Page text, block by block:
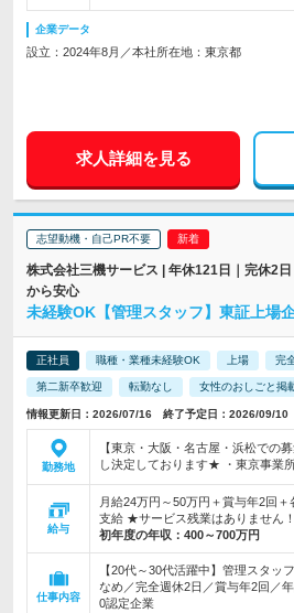
企業データ
設立：2024年8月／本社所在地：東京都
求人詳細を見る
志望動機・自己PR不要
株式会社三機サービス | 年休121日｜完休2
から安心
未経験OK【管理スタッフ】東証上場
正社員 職種・業種未経験OK 上場 完
第二新卒歓迎 転勤なし 女性のおしごと掲
情報更新日：2026/07/16 終了予定日：2026/09/10
勤務地
【東京・大阪・名古屋・浜松での
し決定しております★ ・東京事業
給与
月給24万円～50万円＋賞与年2回
支給 ★サービス残業はありません
初年度の年収： 400～700万円
仕事内容
【20代～30代活躍中】管理スタ
なめ／完全週休2日／賞与年2回／
0認定企業